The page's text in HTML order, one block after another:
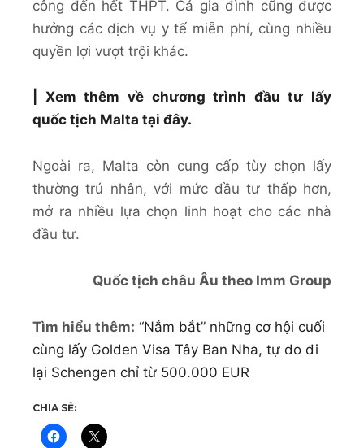
công đến hết THPT. Cả gia đình cũng được
hưởng các dịch vụ y tế miễn phí, cùng nhiều
quyền lợi vượt trội khác.
| Xem thêm về chương trình đầu tư lấy
quốc tịch Malta tại đây.
Ngoài ra, Malta còn cung cấp tùy chọn lấy
thường trú nhân, với mức đầu tư thấp hơn,
mở ra nhiều lựa chọn linh hoạt cho các nhà
đầu tư.
Quốc tịch châu Âu theo Imm Group
Tìm hiểu thêm: “Nắm bắt” những cơ hội cuối
cùng lấy Golden Visa Tây Ban Nha, tự do đi
lại Schengen chỉ từ 500.000 EUR
CHIA SẺ: